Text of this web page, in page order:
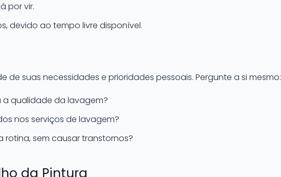
por vir.
devido ao tempo livre disponível.
suas necessidades e prioridades pessoais. Pergunte a si mesmo:
qualidade da lavagem?
nos serviços de lavagem?
rotina, sem causar transtornos?
da Pintura